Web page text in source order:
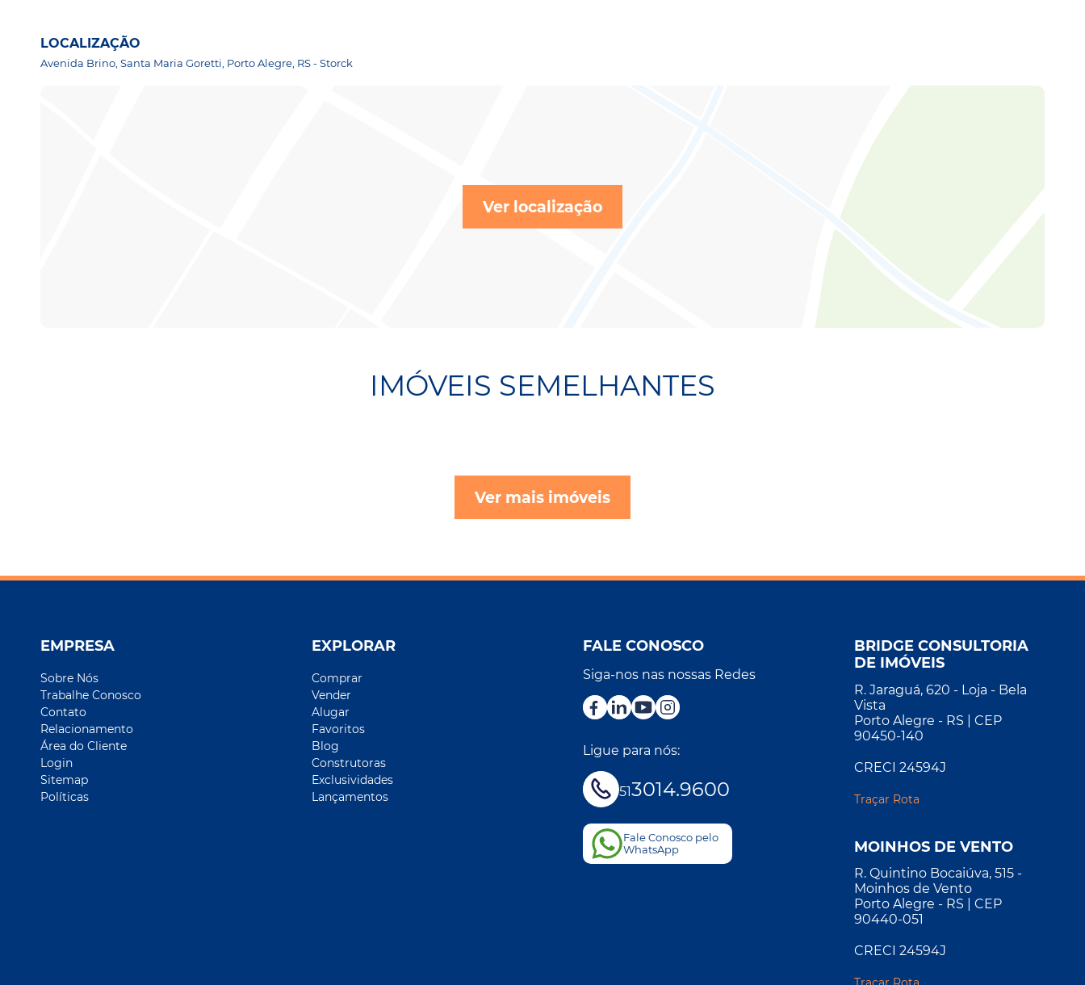
LOCALIZAÇÃO
Avenida Brino, Santa Maria Goretti, Porto Alegre, RS - Storck
Ver localização
IMÓVEIS SEMELHANTES
Ver mais imóveis
EMPRESA
Sobre Nós
Trabalhe Conosco
Contato
Relacionamento
Área do Cliente
Login
Sitemap
Políticas
EXPLORAR
Comprar
Vender
Alugar
Favoritos
Blog
Construtoras
Exclusividades
Lançamentos
FALE CONOSCO
Siga-nos nas nossas Redes
Ligue para nós:
513014.9600
Fale Conosco pelo
WhatsApp
BRIDGE CONSULTORIA
DE IMÓVEIS
R. Jaraguá, 620 - Loja - Bela
Vista
Porto Alegre - RS | CEP
90450-140
CRECI 24594J
Traçar Rota
MOINHOS DE VENTO
R. Quintino Bocaiúva, 515 -
Moinhos de Vento
Porto Alegre - RS | CEP
90440-051
CRECI 24594J